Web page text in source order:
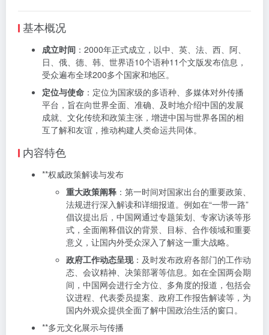
基本概况
成立时间 ：2000年正式成立，以中、英、法、西、阿、
日、俄、德、韩、世界语10个语种11个文版发布信息，
受众遍布全球200多个国家和地区。
定位与使命 ：定位为国家级的多语种、多媒体对外传播
平台，旨在向世界全面、准确、及时地介绍中国的发展
成就、文化传统和政策主张，增进中国与世界各国的相
互了解和友谊，推动构建人类命运共同体。
内容特色
**权威政策解读与发布
重大政策阐释 ：第一时间对国家出台的重要政策、
法规进行深入解读和详细报道。例如在“一带一路”
倡议提出后，中国网通过专题策划、专家访谈等形
式，全面阐释倡议的背景、目标、合作领域和重要
意义，让国内外受众深入了解这一重大战略。
政府工作动态呈现：及时发布政府各部门的工作动
态、会议精神、决策部署等信息。如在全国两会期
间，中国网会进行全方位、多角度的报道，包括会
议进程、代表委员提案、政府工作报告解读等，为
国内外观众提供全面了解中国政治生活的窗口。
**多元文化展示与传播